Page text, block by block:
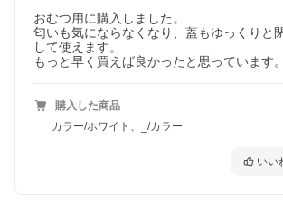
[商品について]
【ニューアイコン ペダルビン】
人気シリーズ「ペダルビン」の新モデル「ニュ
ープできます。またにおいが漏れにくい構造に
キッチンなどでも活躍します。
おむつ用に購入しました。
匂いも気にならなくなり、蓋もゆっくりと
して使えます。
もっと早く買えば良かったと思っています。
購入した商品
カラー/ホワイト、_/カラー
いい